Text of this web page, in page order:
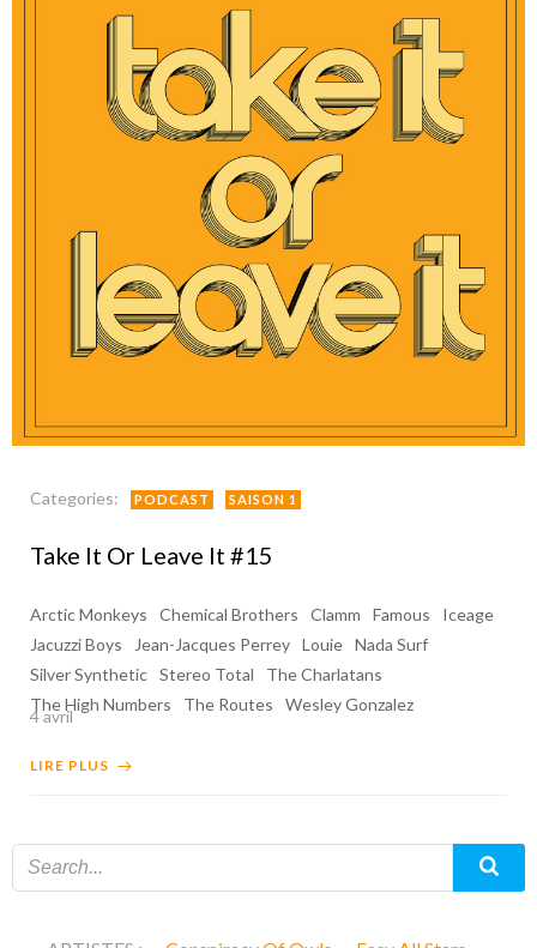
Categories: PODCAST SAISON 1
Take It Or Leave It #15
Arctic Monkeys Chemical Brothers Clamm Famous
Iceage
Jacuzzi Boys
Jean-Jacques Perrey Louie Nada Surf
Silver Synthetic Stereo Total
The Charlatans
The High Numbers
The Routes Wesley Gonzalez
4 avril
LIRE PLUS